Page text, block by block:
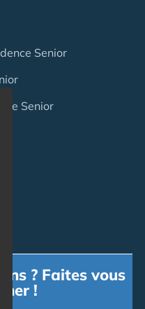
Senior
Senior
? Faites vous
!